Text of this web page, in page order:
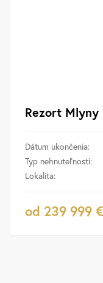
Rezort Mlyny
Dátum ukončenia:
Typ nehnuteľnosti:
Lokalita:
od 239 999 €